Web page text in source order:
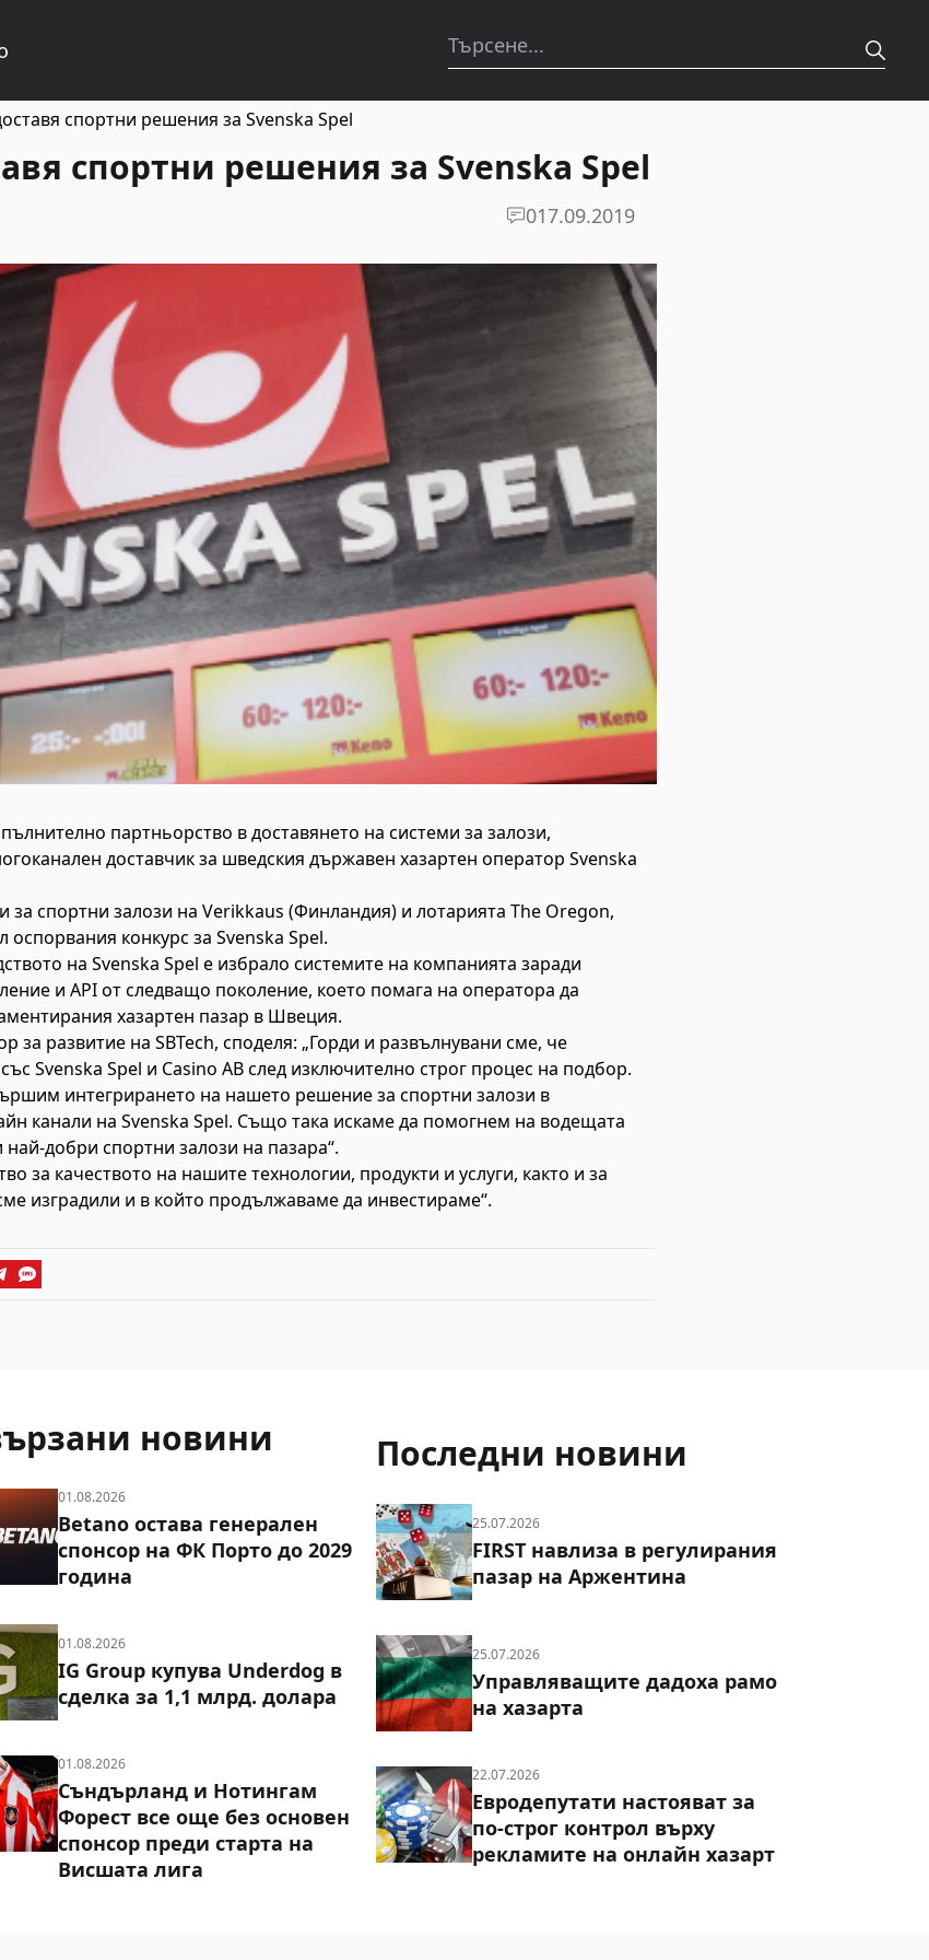
спортни решения за Svenska Spel
спортни решения за Svenska Spel
017.09.2019
партньорство в доставянето на системи за залози,
доставчик за шведския държавен хазартен оператор Svenska
за спортни залози на Verikkaus (Финландия) и лотарията The Oregon,
оспорвания конкурс за Svenska Spel.
на Svenska Spel е избрало системите на компанията заради
и API от следващо поколение, което помага на оператора да
хазартен пазар в Швеция.
за развитие на SBTech, споделя: „Горди и развълнувани сме, че
Svenska Spel и Casino AB след изключително строг процес на подбор.
интегрирането на нашето решение за спортни залози в
канали на Svenska Spel. Също така искаме да помогнем на водещата
добри спортни залози на пазара“.
за качеството на нашите технологии, продукти и услуги, както и за
изградили и в който продължаваме да инвестираме“.
новини
01.08.2026
Betano остава генерален
спонсор на ФК Порто до 2029
година
01.08.2026
IG Group купува Underdog в
сделка за 1,1 млрд. долара
01.08.2026
Съндърланд и Нотингам
Форест все още без основен
спонсор преди старта на
Висшата лига
Последни новини
25.07.2026
FIRST навлиза в регулирания
пазар на Аржентина
25.07.2026
Управляващите дадоха рамо
на хазарта
22.07.2026
Евродепутати настояват за
по-строг контрол върху
рекламите на онлайн хазарт